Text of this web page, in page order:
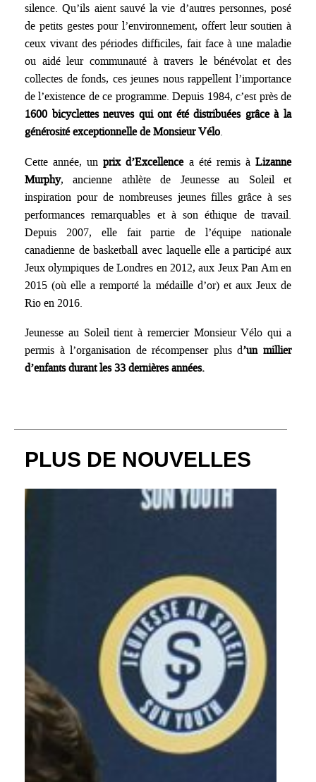
silence. Qu’ils aient sauvé la vie d’autres personnes, posé
de petits gestes pour l’environnement, offert leur soutien à
ceux vivant des périodes difficiles, fait face à une maladie
ou aidé leur communauté à travers le bénévolat et des
collectes de fonds, ces jeunes nous rappellent l’importance
de l’existence de ce programme. Depuis 1984, c’est près de
1600 bicyclettes neuves qui ont été distribuées grâce à la
générosité exceptionnelle de Monsieur Vélo.
Cette année, unprix d’Excellencea été remis àLizanne
Murphy, ancienne athlète de Jeunesse au Soleil et
inspiration pour de nombreuses jeunes filles grâce à ses
performances remarquables et à son éthique de travail.
Depuis 2007, elle fait partie de l’équipe nationale
canadienne de basketball avec laquelle elle a participé aux
Jeux olympiques de Londres en 2012, aux Jeux Pan Am en
2015 (où elle a remporté la médaille d’or) et aux Jeux de
Rio en 2016.
Jeunesse au Soleil tient à remercier Monsieur Vélo qui a
permis à l’organisation de récompenser plus d’un millier
d’enfants durant les 33 dernières années.
PLUS DE NOUVELLES